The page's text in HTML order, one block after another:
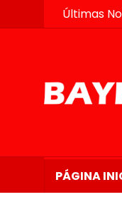
Últimas
PÁGINA